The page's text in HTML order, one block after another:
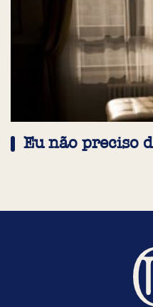
Eu não preciso